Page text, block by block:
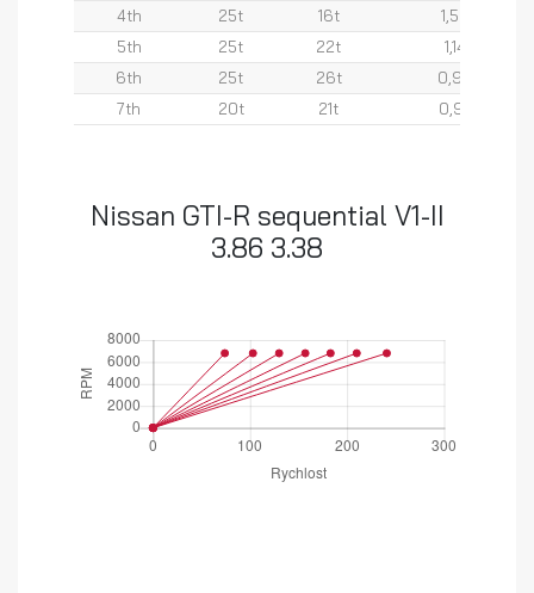
4th
25t 16t
1,56
5th
25t 22t
1,14
6th
25t 26t
0,96
7th
20t 21t 0,95
Nissan GTI-R sequential V1-II
3.86 3.38